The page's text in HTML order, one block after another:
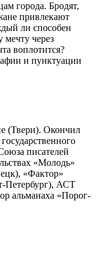
города. Бродят,
привлекают
ли способен
мечту через
воплотится?
и пунктуации
(Твери). Окончил
писателей
«Молодь»
«Фактор»
Петербург), АСТ
альманаха «Порог-